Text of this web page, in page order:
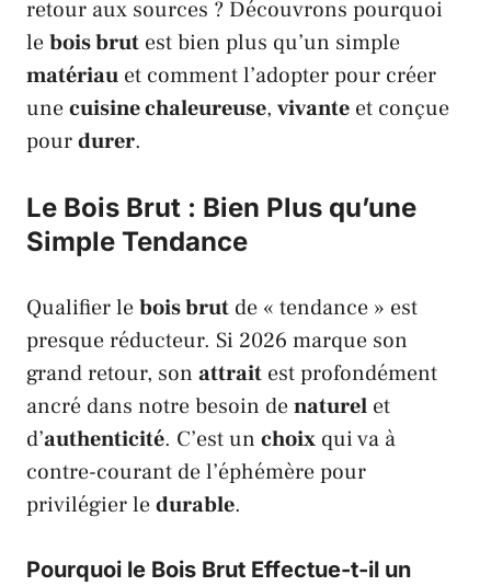
retour aux sources ? Découvrons pourquoi
lebois brut est bien plus qu’un simple
matériau et comment l’adopter pour créer
unecuisine chaleureuse, vivante et conçue
pourdurer.
Le Bois Brut : Bien Plus qu’une
Simple Tendance
Qualifier lebois brut de « tendance » est
presque réducteur. Si 2026 marque son
grand retour, son attrait est profondément
ancré dans notre besoin denaturel et
d’authenticité. C’est un choix qui va à
contre-courant de l’éphémère pour
privilégier ledurable.
Pourquoi le Bois Brut Effectue-t-il un